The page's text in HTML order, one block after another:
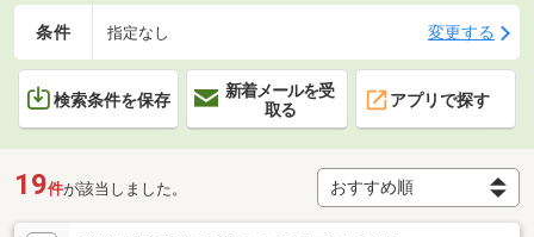
条件 指定なし 変更する
検索条件を保存
新着メールを受
取る
アプリで探す
19件が該当しました。